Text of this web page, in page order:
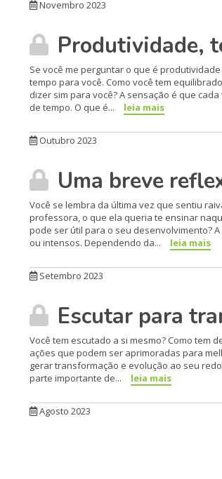
Novembro 2023
Produtividade,
Se você me perguntar o que é
tempo para você. Como você tem
dizer sim para você? A sensação é que
de tempo. O que é...
leia mais
Outubro 2023
Uma breve
Você se lembra da última vez que sentiu
professora, o que ela queria te ensinar
pode ser útil para o seu desenvolvimento?
ou intensos. Dependendo da...
leia mais
Setembro 2023
Escutar para
Você tem escutado a si mesmo? Como tem
ações que podem ser aprimoradas para
gerar transformação e evolução ao seu
parte importante de...
leia mais
Agosto 2023